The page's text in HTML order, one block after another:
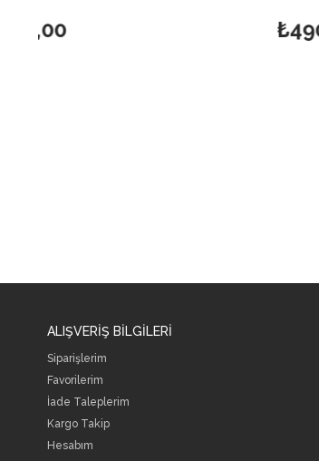
ALIŞVERİŞ BİLGİLERİ
Siparişlerim
Favorilerim
İade Taleplerim
Kargo Takip
Hesabım